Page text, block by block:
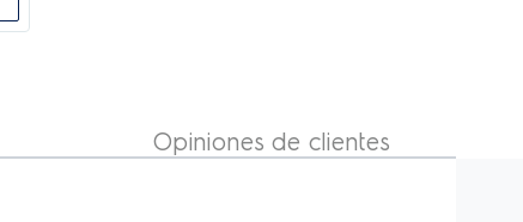
Opiniones de clientes